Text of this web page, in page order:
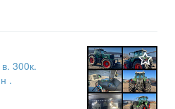
300к.
.